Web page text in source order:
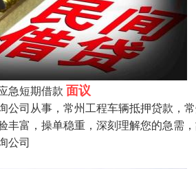
急短期借款 面议
公司从事，常州工程车辆抵押贷款，
丰富，操单稳重，深刻理解您的急需
公司